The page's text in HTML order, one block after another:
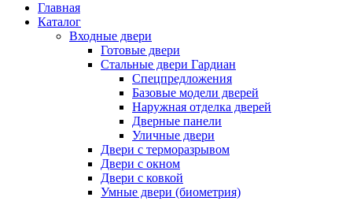
Главная
Каталог
Входные двери
Готовые двери
Стальные двери Гардиан
Спецпредложения
Базовые модели дверей
Наружная отделка дверей
Дверные панели
Уличные двери
Двери с терморазрывом
Двери с окном
Двери с ковкой
Умные двери (биометрия)